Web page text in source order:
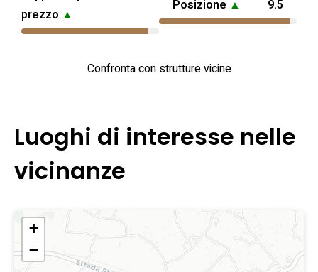
prezzo ▲
Posizione ▲ 9.5
Confronta con strutture vicine
Luoghi di interesse nelle
vicinanze
+
−